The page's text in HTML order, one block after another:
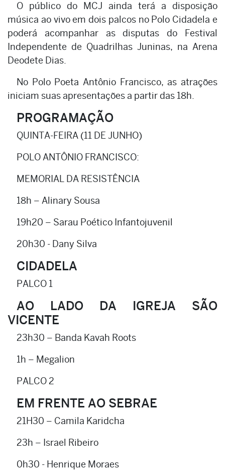
O público do MCJ ainda terá a disposição
música ao vivo em dois palcos no Polo Cidadela e
poderá acompanhar as disputas do Festival
Independente de Quadrilhas Juninas, na Arena
Deodete Dias.
No Polo Poeta Antônio Francisco, as atrações
iniciam suas apresentações a partir das 18h.
PROGRAMAÇÃO
QUINTA-FEIRA (11 DE JUNHO)
POLO ANTÔNIO FRANCISCO:
MEMORIAL DA RESISTÊNCIA
18h – Alinary Sousa
19h20 – Sarau Poético Infantojuvenil
20h30 - Dany Silva
CIDADELA
PALCO 1
AO LADO DA IGREJA SÃO
VICENTE
23h30 – Banda Kavah Roots
1h – Megalion
PALCO 2
EM FRENTE AO SEBRAE
21H30 – Camila Karidcha
23h – Israel Ribeiro
0h30 - Henrique Moraes